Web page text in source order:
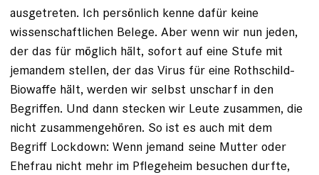
ausgetreten. Ich persönlich kenne dafür keine
wissenschaftlichen Belege. Aber wenn wir nun jeden,
der das für möglich hält, sofort auf eine Stufe mit
jemandem stellen, der das Virus für eine Rothschild-
Biowaffe hält, werden wir selbst unscharf in den
Begriffen. Und dann stecken wir Leute zusammen, die
nicht zusammengehören. So ist es auch mit dem
Begriff Lockdown: Wenn jemand seine Mutter oder
Ehefrau nicht mehr im Pflegeheim besuchen durfte,